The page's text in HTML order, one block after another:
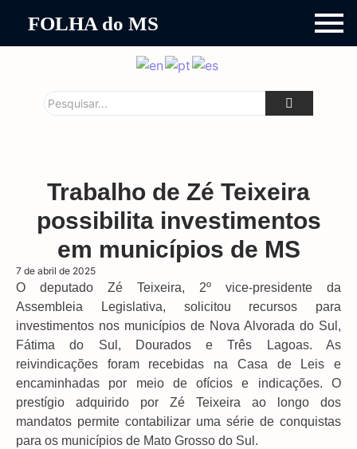
FOLHA do MS
Trabalho de Zé Teixeira
possibilita investimentos
em municípios de MS
7 de abril de 2025
O deputado Zé Teixeira, 2º vice-presidente da
Assembleia Legislativa, solicitou recursos para
investimentos nos municípios de Nova Alvorada do Sul,
Fátima do Sul, Dourados e Três Lagoas. As
reivindicações foram recebidas na Casa de Leis e
encaminhadas por meio de ofícios e indicações. O
prestígio adquirido por Zé Teixeira ao longo dos
mandatos permite contabilizar uma série de conquistas
para os municípios de Mato Grosso do Sul.